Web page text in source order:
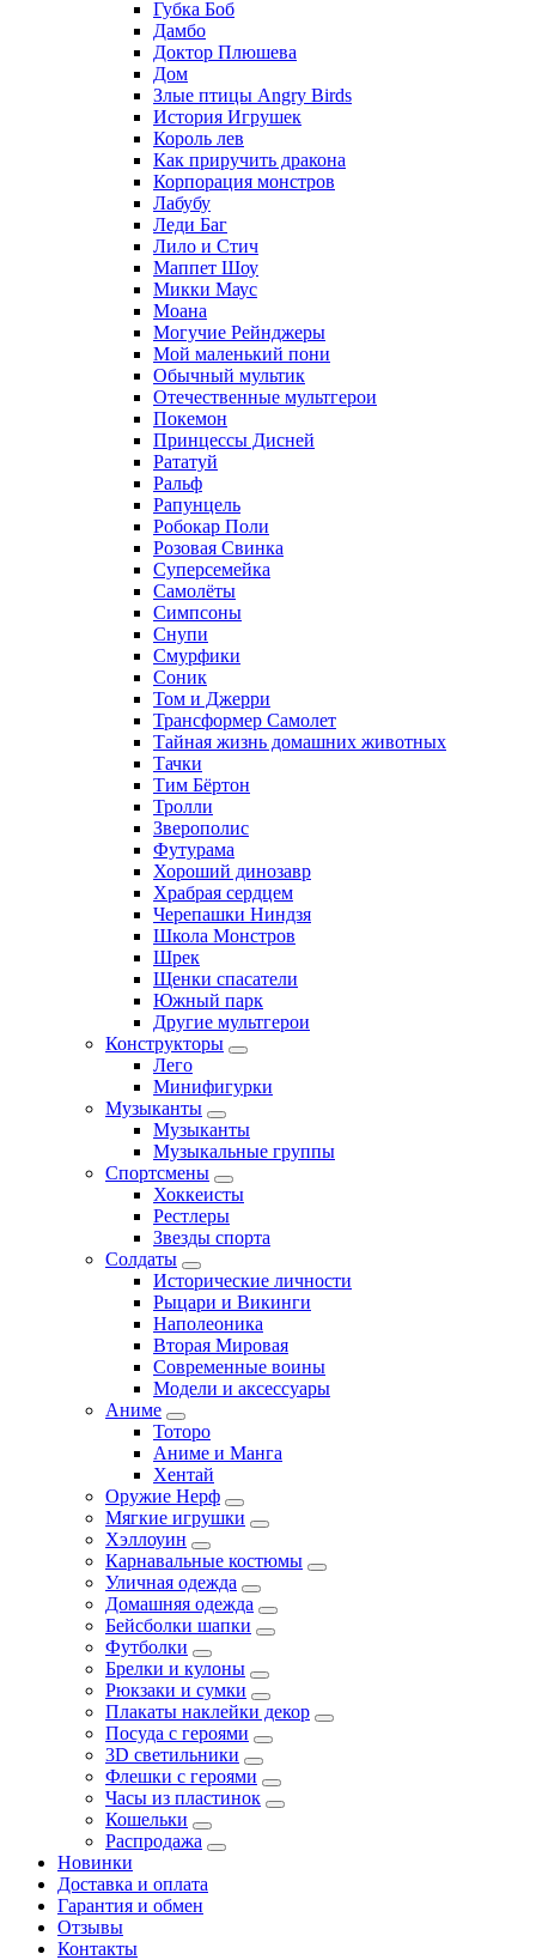
Губка Боб
Дамбо
Доктор Плюшева
Дом
Злые птицы Angry Birds
История Игрушек
Король лев
Как приручить дракона
Корпорация монстров
Лабубу
Леди Баг
Лило и Стич
Маппет Шоу
Микки Маус
Моана
Могучие Рейнджеры
Мой маленький пони
Обычный мультик
Отечественные мультгерои
Покемон
Принцессы Дисней
Рататуй
Ральф
Рапунцель
Робокар Поли
Розовая Свинка
Суперсемейка
Самолёты
Симпсоны
Снупи
Смурфики
Соник
Том и Джерри
Трансформер Самолет
Тайная жизнь домашних животных
Тачки
Тим Бёртон
Тролли
Зверополис
Футурама
Хороший динозавр
Храбрая сердцем
Черепашки Ниндзя
Школа Монстров
Шрек
Щенки спасатели
Южный парк
Другие мультгерои
Конструкторы
Лего
Минифигурки
Музыканты
Музыканты
Музыкальные группы
Спортсмены
Хоккеисты
Рестлеры
Звезды спорта
Солдаты
Исторические личности
Рыцари и Викинги
Наполеоника
Вторая Мировая
Современные воины
Модели и аксессуары
Аниме
Тоторо
Аниме и Манга
Хентай
Оружие Нерф
Мягкие игрушки
Хэллоуин
Карнавальные костюмы
Уличная одежда
Домашняя одежда
Бейсболки шапки
Футболки
Брелки и кулоны
Рюкзаки и сумки
Плакаты наклейки декор
Посуда с героями
3D светильники
Флешки с героями
Часы из пластинок
Кошельки
Распродажа
Новинки
Доставка и оплата
Гарантия и обмен
Отзывы
Контакты